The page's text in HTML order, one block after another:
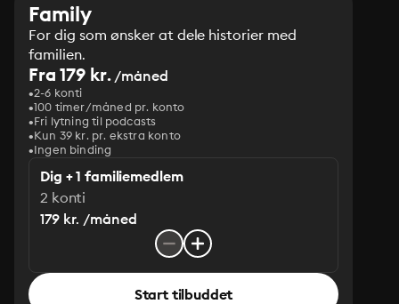
Family
For dig som ønsker at dele historier med
familien.
Fra 179 kr./måned
2-6 konti
100 timer/måned pr. konto
Fri lytning til podcasts
Kun 39 kr. pr. ekstra konto
Ingen binding
Dig + 1 familiemedlem
2 konti
179 kr. /måned
Start tilbuddet